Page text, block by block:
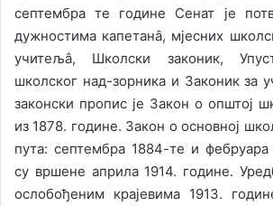
септембра те године Сенат је
дужностима капетанâ, мјесних
учитељâ, Школски законик,
школског над-зорника и Законик за
законски пропис је Закон о општој
из 1878. године. Закон о основној
пута: септембра 1884-те и
су вршене априла 1914. године.
ослобођеним крајевима 1913.